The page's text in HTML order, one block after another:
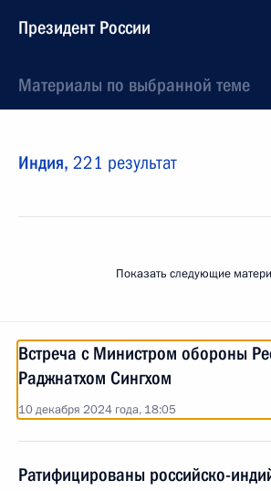
Президент России
Материалы по выбранной теме
Индия, 221 результат
Показать следующие
Встреча с Министром обороны
Раджнатхом Сингхом
10 декабря 2024 года, 18:05
Ратифицированы российско-